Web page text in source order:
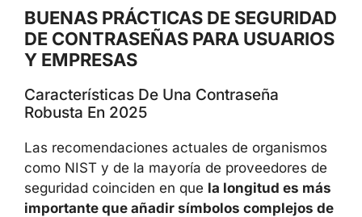
palabras frecuentes y sus variaciones más
obvias.
SEGURIDAD DE CONTRASEÑAS
PARA USUARIOS Y EMPRESAS
Características De Una Contraseña
Robusta En 2025
Las recomendaciones actuales de